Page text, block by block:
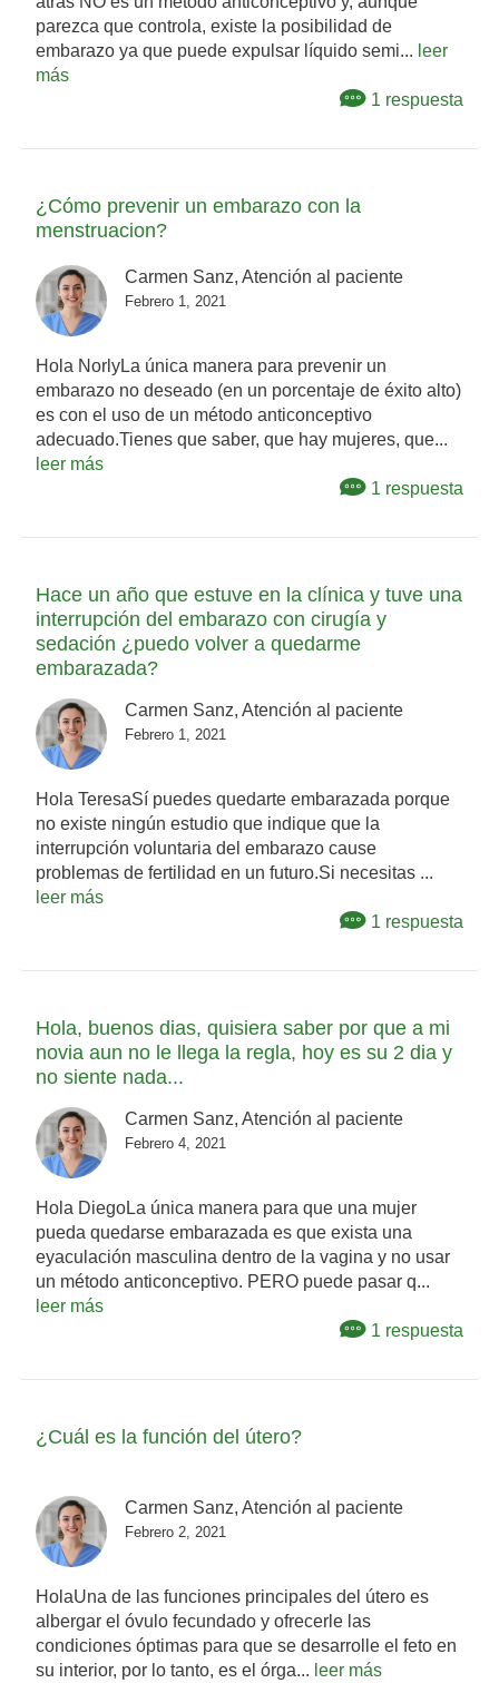
parezca que controla, existe la posibilidad de
embarazo ya que puede expulsar líquido semi... leer
más
1 respuesta
¿Cómo prevenir un embarazo con la
menstruacion?
Carmen Sanz, Atención al paciente
Febrero 1, 2021
Hola NorlyLa única manera para prevenir un
embarazo no deseado (en un porcentaje de éxito alto)
es con el uso de un método anticonceptivo
adecuado.Tienes que saber, que hay mujeres, que...
leer más
1 respuesta
Hace un año que estuve en la clínica y tuve una
interrupción del embarazo con cirugía y
sedación ¿puedo volver a quedarme
embarazada?
Carmen Sanz, Atención al paciente
Febrero 1, 2021
Hola TeresaSí puedes quedarte embarazada porque
no existe ningún estudio que indique que la
interrupción voluntaria del embarazo cause
problemas de fertilidad en un futuro.Si necesitas ...
leer más
1 respuesta
Hola, buenos dias, quisiera saber por que a mi
novia aun no le llega la regla, hoy es su 2 dia y
no siente nada...
Carmen Sanz, Atención al paciente
Febrero 4, 2021
Hola DiegoLa única manera para que una mujer
pueda quedarse embarazada es que exista una
eyaculación masculina dentro de la vagina y no usar
un método anticonceptivo. PERO puede pasar q...
leer más
1 respuesta
¿Cuál es la función del útero?
Carmen Sanz, Atención al paciente
Febrero 2, 2021
HolaUna de las funciones principales del útero es
albergar el óvulo fecundado y ofrecerle las
condiciones óptimas para que se desarrolle el feto en
su interior, por lo tanto, es el órga... leer más